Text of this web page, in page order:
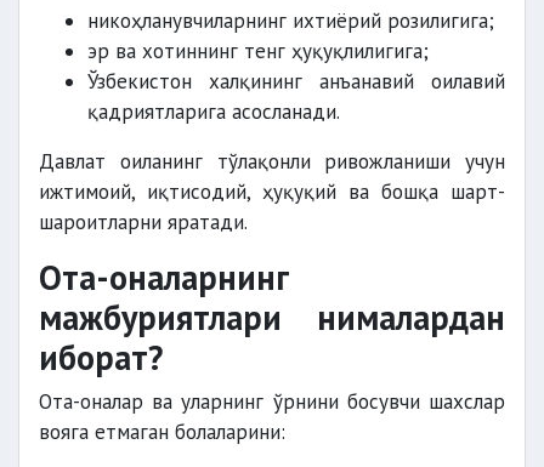
никоҳланувчиларнинг ихтиёрий розилигига;
эр ва хотиннинг тенг ҳуқуқлилигига;
Ўзбекистон халқининг анъанавий оилавий
қадриятларига асосланади.
Давлат оиланинг тўлақонли ривожланиши учун
ижтимоий, иқтисодий, ҳуқуқий ва бошқа шарт-
шароитларни яратади.
Ота-оналарнинг
мажбуриятлари нималардан
иборат?
Ота-оналар ва уларнинг ўрнини босувчи шахслар
вояга етмаган болаларини: